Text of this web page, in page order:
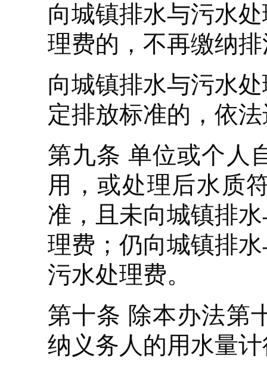
向城镇排水与污水
理费的，不再缴纳
向城镇排水与污水
定排放标准的，依
第九条 单位或个人
用，或处理后水质
准，且未向城镇排
理费；仍向城镇排
污水处理费。
第十条 除本办法第
纳义务人的用水量